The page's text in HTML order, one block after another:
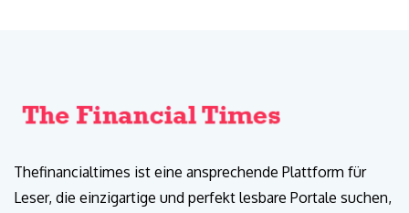
Thefinancialtimes ist eine ansprechende Plattform für
Leser, die einzigartige und perfekt lesbare Portale suchen,